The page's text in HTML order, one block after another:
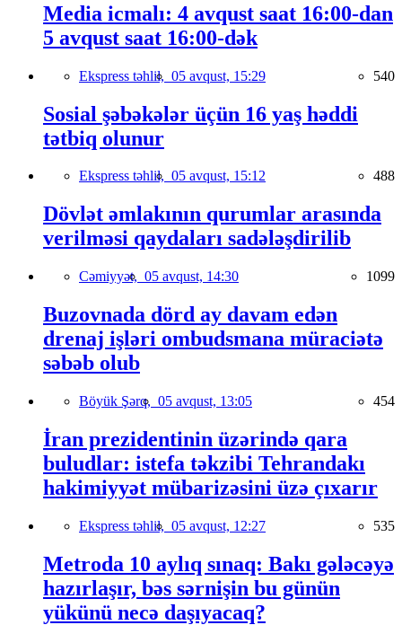
Media icmalı: 4 avqust saat 16:00-dan
5 avqust saat 16:00-dək
Ekspress təhlil, 05 avqust, 15:29 540
Sosial şəbəkələr üçün 16 yaş həddi
tətbiq olunur
Ekspress təhlil, 05 avqust, 15:12 488
Dövlət əmlakının qurumlar arasında
verilməsi qaydaları sadələşdirilib
Cəmiyyət, 05 avqust, 14:30 1099
Buzovnada dörd ay davam edən
drenaj işləri ombudsmana müraciətə
səbəb olub
Böyük Şərq, 05 avqust, 13:05 454
İran prezidentinin üzərində qara
buludlar: istefa təkzibi Tehrandakı
hakimiyyət mübarizəsini üzə çıxarır
Ekspress təhlil, 05 avqust, 12:27 535
Metroda 10 aylıq sınaq: Bakı gələcəyə
hazırlaşır, bəs sərnişin bu günün
yükünü necə daşıyacaq?